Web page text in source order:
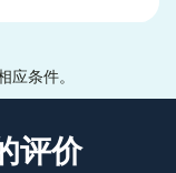
应条件。
评价